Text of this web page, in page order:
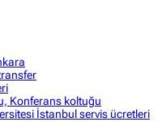
Konferans koltuğu
İstanbul servis ücretleri